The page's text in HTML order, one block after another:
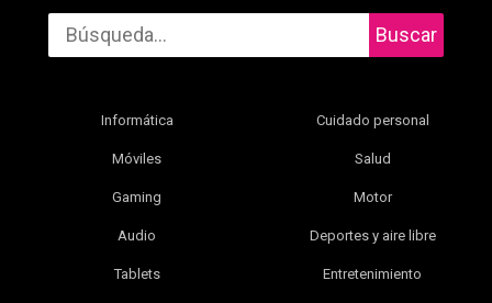
Buscar
Informática
Móviles
Gaming
Audio
Tablets
Cuidado personal
Salud
Motor
Deportes y aire libre
Entretenimiento